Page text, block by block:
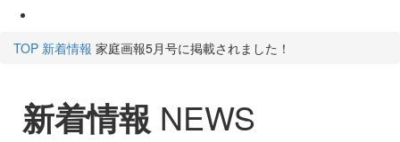
TOP 新着情報 家庭画報5月号に掲載されました！
新着情報 NEWS